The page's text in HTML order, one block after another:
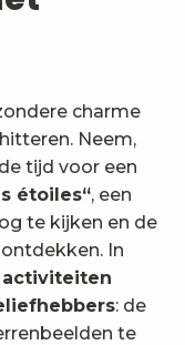
en
charme
Neem,
tijd voor een
étoiles“, een
te kijken en de
In
activiteiten
: de
te